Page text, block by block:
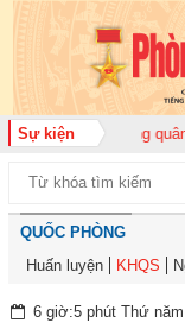
Sự kiện
đoàn Không quân
QUỐC PHÒNG
Huấn luyện
KHQS
6 giờ:5 phút Thứ